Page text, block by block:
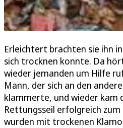
Erleichtert brachten sie ihn
sich trocknen konnte. Da
wieder jemanden um Hilfe
Mann, der sich an den
klammerte, und wieder kam
Rettungsseil erfolgreich
wurden mit trockenen